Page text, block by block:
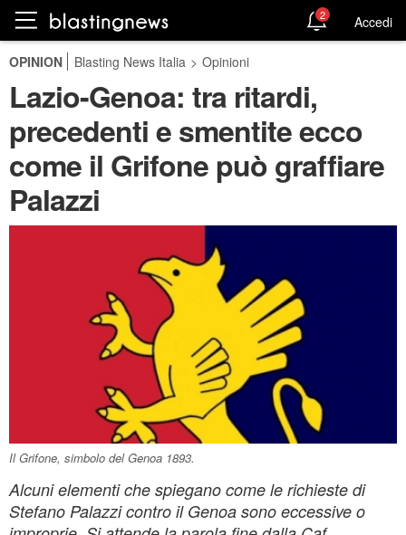
2 Accedi
OPINION Blasting News Italia > Opinioni
Lazio-Genoa: tra ritardi,
precedenti e smentite ecco
come il Grifone può graffiare
Palazzi
Il Grifone, simbolo del Genoa 1893.
Alcuni elementi che spiegano come le richieste di
Stefano Palazzi contro il Genoa sono eccessive o